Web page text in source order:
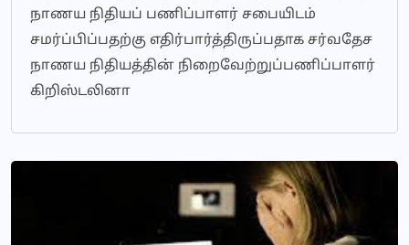
நாணய நிதியப் பணிப்பாளர் சபையிடம்
சமர்ப்பிப்பதற்கு எதிர்பார்த்திருப்பதாக சர்வதேச
நாணய நிதியத்தின் நிறைவேற்றுப்பணிப்பாளர்
கிறிஸ்டலினா